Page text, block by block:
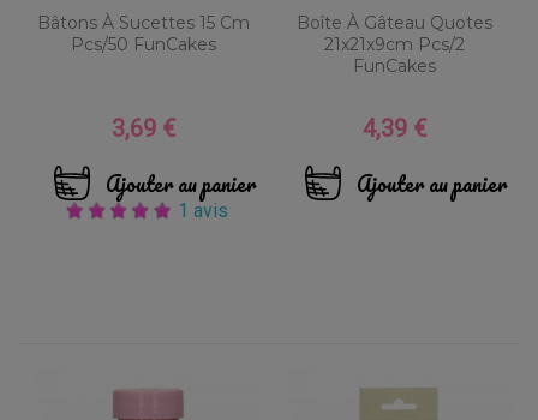
Bâtons À Sucettes 15 Cm
Pcs/50 FunCakes
Prix
3,69 €
Ajouter au panier
1 avis
Boîte À Gâteau Quotes
21x21x9cm Pcs/2
FunCakes
Prix
4,39 €
Ajouter au panier